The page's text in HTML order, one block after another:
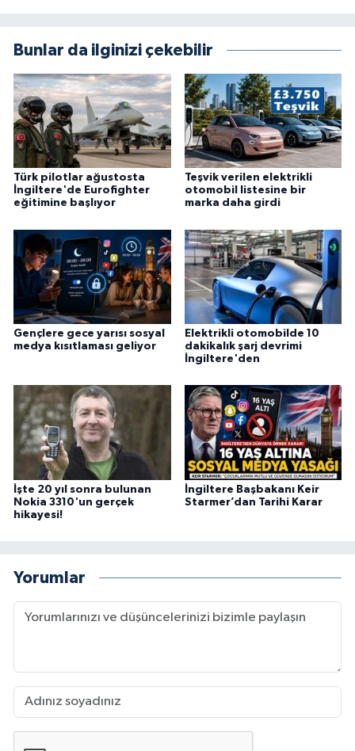
Bunlar da ilginizi çekebilir
Türk pilotlar ağustosta
İngiltere'de Eurofighter
eğitimine başlıyor
Teşvik verilen elektrikli
otomobil listesine bir
marka daha girdi
Gençlere gece yarısı sosyal
medya kısıtlaması geliyor
Elektrikli otomobilde 10
dakikalık şarj devrimi
İngiltere'den
İşte 20 yıl sonra bulunan
Nokia 3310'un gerçek
hikayesi!
İngiltere Başbakanı Keir
Starmer’dan Tarihi Karar
Yorumlar